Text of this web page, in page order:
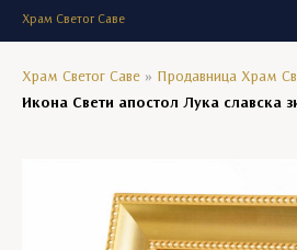
Храм Светог Саве
Храм Светог Саве » Продавница Храм
Икона Свети апостол Лука славска